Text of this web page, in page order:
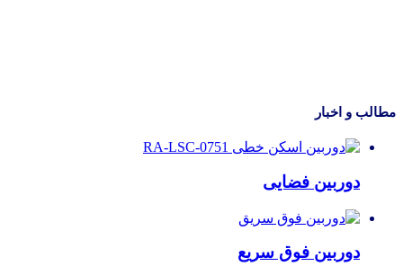
مطالب و اخبار
دوربین فضایی
دوربین فوق سریع